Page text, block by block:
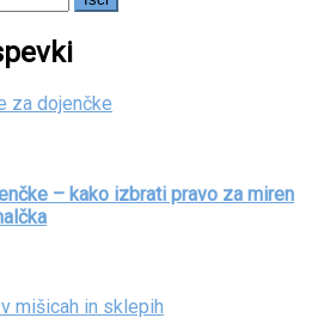
– kako izbrati pravo za miren